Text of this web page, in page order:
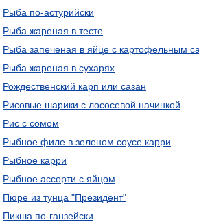
Рыба по-астурийски
Рыба жареная в тесте
Рыба запеченая в яйце с картофельным
Рыба жареная в сухарях
Рождественский карп или сазан
Рисовые шарики с лососевой начинкой
Рис с сомом
Рыбное филе в зеленом соусе карри
Рыбное карри
Рыбное ассорти с яйцом
Пюре из тунца "Президент"
Пикша по-ганзейски